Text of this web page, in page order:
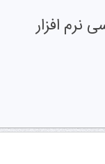
افزار